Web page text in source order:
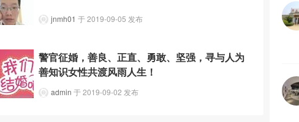
jnmh01 于 2019-09-05 发布
警官征婚，善良、正直、勇敢、坚强，寻与人为
善知识女性共渡风雨人生！
admin 于 2019-09-02 发布